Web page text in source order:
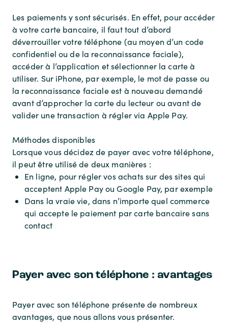
Les paiements y sont sécurisés. En effet, pour accéder
à votre carte bancaire, il faut tout d’abord
déverrouiller votre téléphone (au moyen d’un code
confidentiel ou de la reconnaissance faciale),
accéder à l’application et sélectionner la carte à
utiliser. Sur iPhone, par exemple, le mot de passe ou
la reconnaissance faciale est à nouveau demandé
avant d’approcher la carte du lecteur ou avant de
valider une transaction à régler via Apple Pay.
Méthodes disponibles
Lorsque vous décidez de payer avec votre téléphone,
il peut être utilisé de deux manières :
En ligne, pour régler vos achats sur des sites qui
acceptent Apple Pay ou Google Pay, par exemple
Dans la vraie vie, dans n’importe quel commerce
qui accepte le paiement par carte bancaire sans
contact
Payer avec son téléphone : avantages
Payer avec son téléphone présente de nombreux
avantages, que nous allons vous présenter.